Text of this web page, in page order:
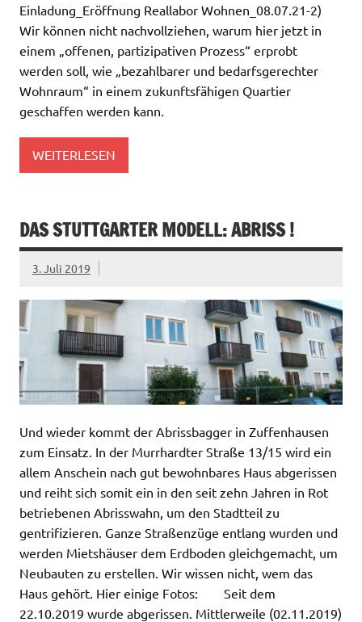
Einladung_Eröffnung Reallabor Wohnen_08.07.21-2)
Wir können nicht nachvollziehen, warum hier jetzt in
einem „offenen, partizipativen Prozess“ erprobt
werden soll, wie „bezahlbarer und bedarfsgerechter
Wohnraum“ in einem zukunftsfähigen Quartier
geschaffen werden kann.
WEITERLESEN
DAS STUTTGARTER MODELL: ABRISS !
3. Juli 2019
Und wieder kommt der Abrissbagger in Zuffenhausen
zum Einsatz. In der Murrhardter Straße 13/15 wird ein
allem Anschein nach gut bewohnbares Haus abgerissen
und reiht sich somit ein in den seit zehn Jahren in Rot
betriebenen Abrisswahn, um den Stadtteil zu
gentrifizieren. Ganze Straßenzüge entlang wurden und
werden Mietshäuser dem Erdboden gleichgemacht, um
Neubauten zu erstellen. Wir wissen nicht, wem das
Haus gehört. Hier einige Fotos: Seit dem
22.10.2019 wurde abgerissen. Mittlerweile (02.11.2019)